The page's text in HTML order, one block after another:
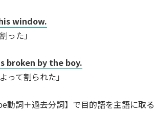
window.
った」
broken by the boy.
って割られた」
動詞＋過去分詞】で目的語を主語に取